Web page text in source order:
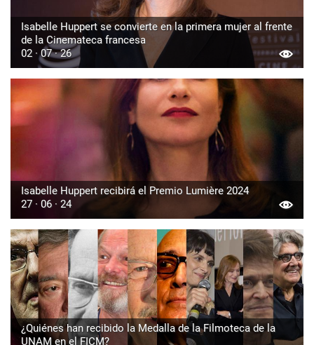
Isabelle Huppert se convierte en la primera mujer al frente
de la Cinemateca francesa
02 · 07 · 26
Isabelle Huppert recibirá el Premio Lumière 2024
27 · 06 · 24
¿Quiénes han recibido la Medalla de la Filmoteca de la
UNAM en el FICM?